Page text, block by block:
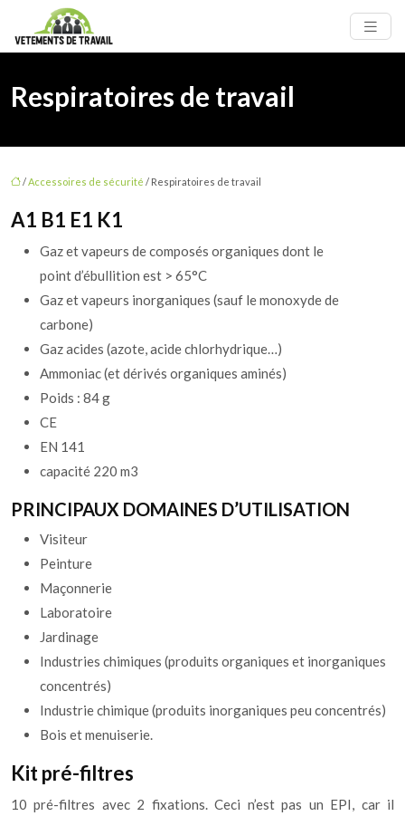
Respiratoires de travail
/Accessoires de sécurité / Respiratoires de travail
A1 B1 E1 K1
Gaz et vapeurs de composés organiques dont le
point d’ébullition est > 65°C
Gaz et vapeurs inorganiques (sauf le monoxyde de
carbone)
Gaz acides (azote, acide chlorhydrique…)
Ammoniac (et dérivés organiques aminés)
Poids : 84 g
CE
EN 141
capacité 220 m3
PRINCIPAUX DOMAINES D’UTILISATION
Visiteur
Peinture
Maçonnerie
Laboratoire
Jardinage
Industries chimiques (produits organiques et inorganiques
concentrés)
Industrie chimique (produits inorganiques peu concentrés)
Bois et menuiserie.
Kit pré-filtres
10 pré-filtres avec 2 fixations. Ceci n’est pas un EPI, car il